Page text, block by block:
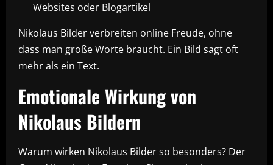
Websites oder Blogartikel
Nikolaus Bilder verbreiten online Freude, ohne
dass man große Worte braucht. Ein Bild sagt oft
mehr als ein Text.
Emotionale Wirkung von
Nikolaus Bildern
Warum wirken Nikolaus Bilder so besonders? Der